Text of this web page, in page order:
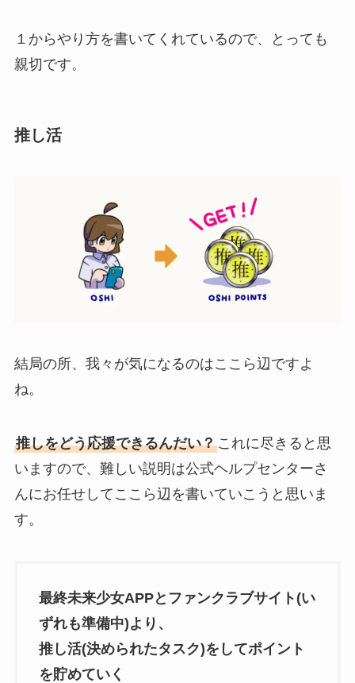
１からやり方を書いてくれているので、とっても
親切です。
推し活
結局の所、我々が気になるのはここら辺ですよ
ね。
推しをどう応援できるんだい？これに尽きると思
いますので、難しい説明は公式ヘルプセンターさ
んにお任せしてここら辺を書いていこうと思いま
す。
最終未来少女APPとファンクラブサイト(い
ずれも準備中)より、
推し活(決められたタスク)をしてポイント
を貯めていく